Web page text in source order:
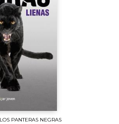
PANTERAS NEGRAS